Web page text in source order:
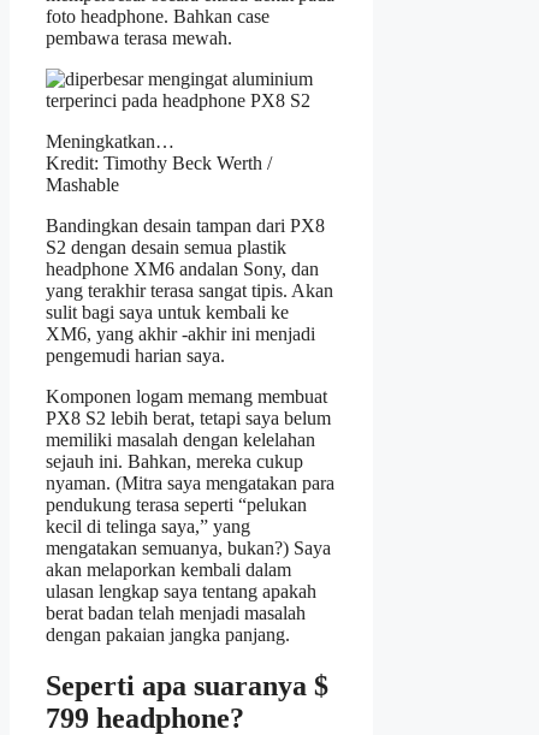
foto headphone. Bahkan case
pembawa terasa mewah.
Meningkatkan…
Kredit: Timothy Beck Werth /
Mashable
Bandingkan desain tampan dari PX8
S2 dengan desain semua plastik
headphone XM6 andalan Sony, dan
yang terakhir terasa sangat tipis. Akan
sulit bagi saya untuk kembali ke
XM6, yang akhir -akhir ini menjadi
pengemudi harian saya.
Komponen logam memang membuat
PX8 S2 lebih berat, tetapi saya belum
memiliki masalah dengan kelelahan
sejauh ini. Bahkan, mereka cukup
nyaman. (Mitra saya mengatakan para
pendukung terasa seperti “pelukan
kecil di telinga saya,” yang
mengatakan semuanya, bukan?) Saya
akan melaporkan kembali dalam
ulasan lengkap saya tentang apakah
berat badan telah menjadi masalah
dengan pakaian jangka panjang.
Seperti apa suaranya $
799 headphone?